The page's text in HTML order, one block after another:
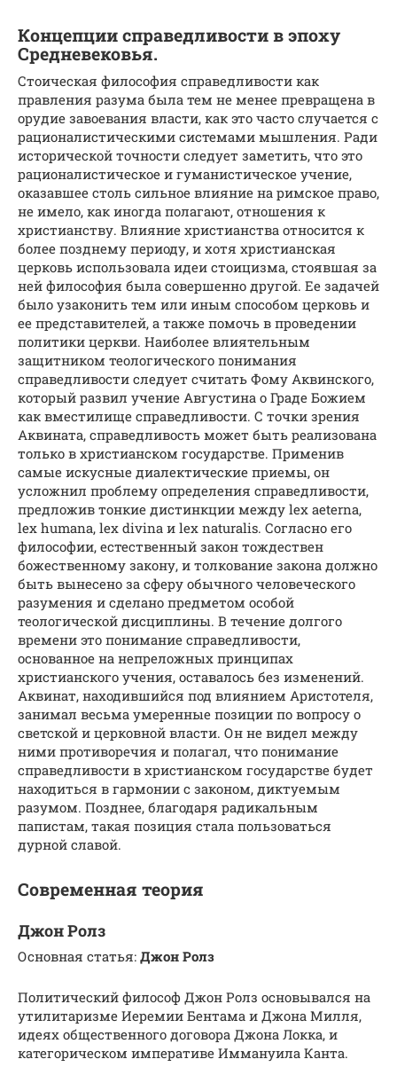
Концепции справедливости в эпоху
Средневековья.
Стоическая философия справедливости как
правления разума была тем не менее превращена в
орудие завоевания власти, как это часто случается с
рационалистическими системами мышления. Ради
исторической точности следует заметить, что это
рационалистическое и гуманистическое учение,
оказавшее столь сильное влияние на римское право,
не имело, как иногда полагают, отношения к
христианству. Влияние христианства относится к
более позднему периоду, и хотя христианская
церковь использовала идеи стоицизма, стоявшая за
ней философия была совершенно другой. Ее задачей
было узаконить тем или иным способом церковь и
ее представителей, а также помочь в проведении
политики церкви. Наиболее влиятельным
защитником теологического понимания
справедливости следует считать Фому Аквинского,
который развил учение Августина о Граде Божием
как вместилище справедливости. С точки зрения
Аквината, справедливость может быть реализована
только в христианском государстве. Применив
самые искусные диалектические приемы, он
усложнил проблему определения справедливости,
предложив тонкие дистинкции между lex aeterna,
lex humana, lex divina и lex naturalis. Согласно его
философии, естественный закон тождествен
божественному закону, и толкование закона должно
быть вынесено за сферу обычного человеческого
разумения и сделано предметом особой
теологической дисциплины. В течение долгого
времени это понимание справедливости,
основанное на непреложных принципах
христианского учения, оставалось без изменений.
Аквинат, находившийся под влиянием Аристотеля,
занимал весьма умеренные позиции по вопросу о
светской и церковной власти. Он не видел между
ними противоречия и полагал, что понимание
справедливости в христианском государстве будет
находиться в гармонии с законом, диктуемым
разумом. Позднее, благодаря радикальным
папистам, такая позиция стала пользоваться
дурной славой.
Современная теория
Джон Ролз
Основная статья: Джон Ролз
Политический философ Джон Ролз основывался на
утилитаризме Иеремии Бентама и Джона Милля,
идеях общественного договора Джона Локка, и
категорическом императиве Иммануила Канта.